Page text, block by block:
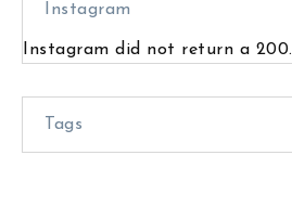
Instagram
Instagram did not return a 200.
Tags